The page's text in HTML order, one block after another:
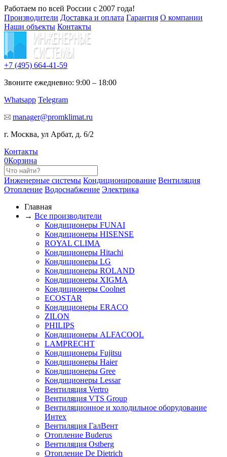
Работаем по всей России с 2007 года!
Производители Доставка и оплата Гарантия О компании
Наши объекты Контакты
+7 (495) 664-41-59
Звоните ежедневно: 9:00 – 18:00
Whatsapp Telegram
manager@promklimat.ru
г. Москва, ул Арбат, д. 6/2
Контакты
0Корзина
Инженерные системы Кондиционирование Вентиляция
Отопление Водоснабжение Электрика
Главная
→ Все производители
Кондиционеры FUNAI
Кондиционеры HISENSE
ROYAL CLIMA
Кондиционеры Hitachi
Кондиционеры LG
Кондиционеры ROLAND
Кондиционеры XIGMA
Кондиционеры Coolnet
ECOSTAR
Кондиционеры ERACO
ZILON
PHILIPS
Кондиционеры ALFACOOL
LAMPRECHT
Кондиционеры Fujitsu
Кондиционеры Haier
Кондиционеры Gree
Кондиционеры Lessar
Вентиляция Vertro
Вентиляция VTS Group
Вентиляционное и холодильное оборудование
Интех
Вентиляция ГалВент
Отопление Buderus
Вентиляция Ostberg
Отопление De Dietrich